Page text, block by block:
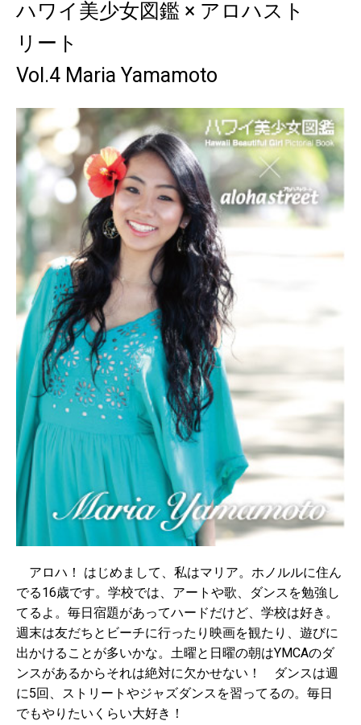
ハワイ美少女図鑑 × アロハスト
リート
Vol.4 Maria Yamamoto
アロハ！ はじめまして、私はマリア。ホノルルに住ん
でる16歳です。学校では、アートや歌、ダンスを勉強し
てるよ。毎日宿題があってハードだけど、学校は好き。
週末は友だちとビーチに行ったり映画を観たり、遊びに
出かけることが多いかな。土曜と日曜の朝はYMCAのダ
ンスがあるからそれは絶対に欠かせない！ ダンスは週
に5回、ストリートやジャズダンスを習ってるの。毎日
でもやりたいくらい大好き！